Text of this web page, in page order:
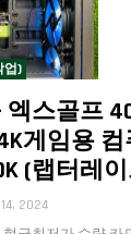
업)
스골프
4K게임용
(랩터레
2024